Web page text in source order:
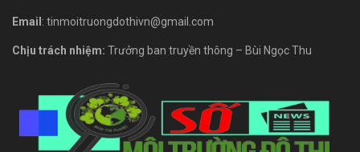
Email : tinmoitruongdothivn@gmail.com
Chịu trách nhiệm: Trưởng ban truyền thông – Bùi Ngọc Thu